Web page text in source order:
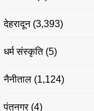
देहरादून(3,393)
धर्म संस्कृति(5)
नैनीताल (1,124)
पंतनगर(4)